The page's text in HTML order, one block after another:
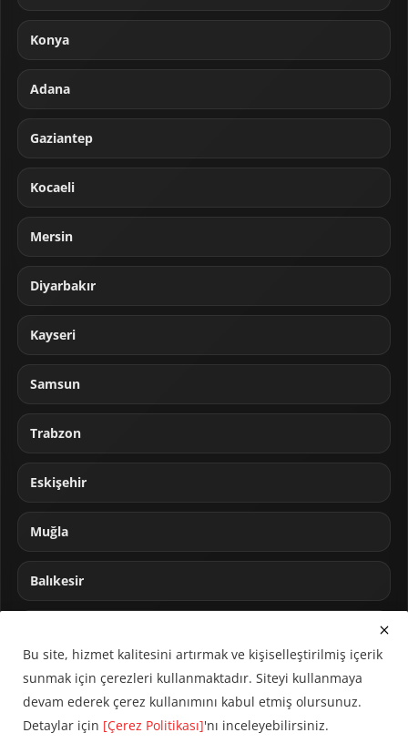
Konya
Adana
Gaziantep
Kocaeli
Mersin
Diyarbakır
Kayseri
Samsun
Trabzon
Eskişehir
Muğla
Balıkesir
Bu site, hizmet kalitesini artırmak ve kişiselleştirilmiş içerik
sunmak için çerezleri kullanmaktadır. Siteyi kullanmaya
devam ederek çerez kullanımını kabul etmiş olursunuz.
Detaylar için [Çerez Politikası]'nı inceleyebilirsiniz.